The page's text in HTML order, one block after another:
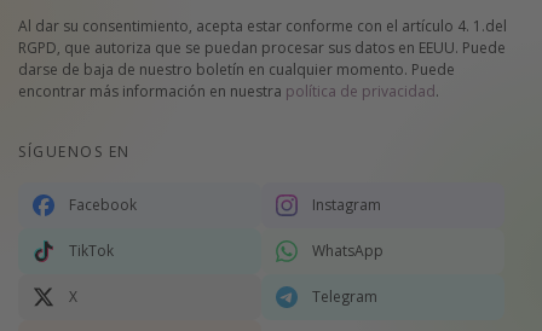
Al dar su consentimiento, acepta estar conforme con el artículo 4. 1.del
RGPD, que autoriza que se puedan procesar sus datos en EEUU. Puede
darse de baja de nuestro boletín en cualquier momento. Puede
encontrar más información en nuestra política de privacidad.
SÍGUENOS EN
Facebook Instagram
TikTok WhatsApp
X Telegram